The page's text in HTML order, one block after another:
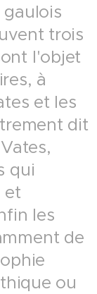
gaulois
trois
l'objet
à
et les
dit
qui
et
les
de
ou